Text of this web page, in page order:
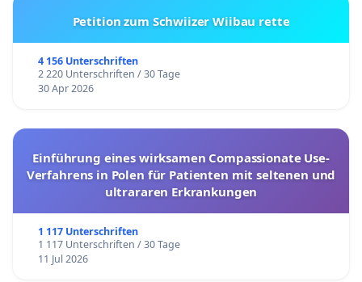
Petition zum Schwiizer Wiibau rette
4 156 Unterschriften
2 220 Unterschriften / 30 Tage
30 Apr 2026
Einführung eines wirksamen Compassionate Use-
Verfahrens in Polen für Patienten mit seltenen und
ultrararen Erkrankungen
1 117 Unterschriften
1 117 Unterschriften / 30 Tage
11 Jul 2026